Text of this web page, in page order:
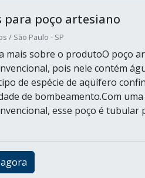
para poço artesiano
/ São Paulo - SP
mais sobre o produtoO poço
pois nele contém
de espécie de aqüífero
de bombeamento.Com
esse poço é tubular